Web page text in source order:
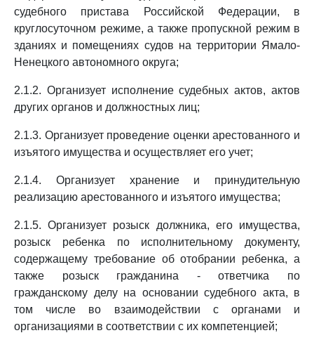
судебного пристава Российской Федерации, в
круглосуточном режиме, а также пропускной режим в
зданиях и помещениях судов на территории Ямало-
Ненецкого автономного округа;
2.1.2. Организует исполнение судебных актов, актов
других органов и должностных лиц;
2.1.3. Организует проведение оценки арестованного и
изъятого имущества и осуществляет его учет;
2.1.4. Организует хранение и принудительную
реализацию арестованного и изъятого имущества;
2.1.5. Организует розыск должника, его имущества,
розыск ребенка по исполнительному документу,
содержащему требование об отобрании ребенка, а
также розыск гражданина - ответчика по
гражданскому делу на основании судебного акта, в
том числе во взаимодействии с органами и
организациями в соответствии с их компетенцией;